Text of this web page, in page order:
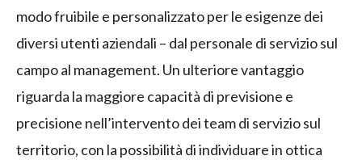
modo fruibile e personalizzato per le esigenze dei
diversi utenti aziendali – dal personale di servizio sul
campo al management. Un ulteriore vantaggio
riguarda la maggiore capacità di previsione e
precisione nell’intervento dei team di servizio sul
territorio, con la possibilità di individuare in ottica